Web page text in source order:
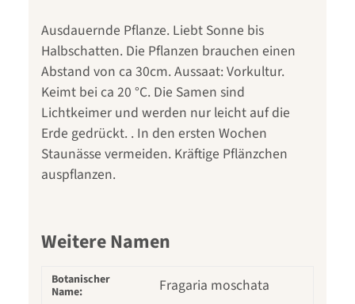
Ausdauernde Pflanze. Liebt Sonne bis
Halbschatten. Die Pflanzen brauchen einen
Abstand von ca 30cm. Aussaat: Vorkultur.
Keimt bei ca 20 °C. Die Samen sind
Lichtkeimer und werden nur leicht auf die
Erde gedrückt. . In den ersten Wochen
Staunässe vermeiden. Kräftige Pflänzchen
auspflanzen.
Weitere Namen
Botanischer
Name:
Fragaria moschata